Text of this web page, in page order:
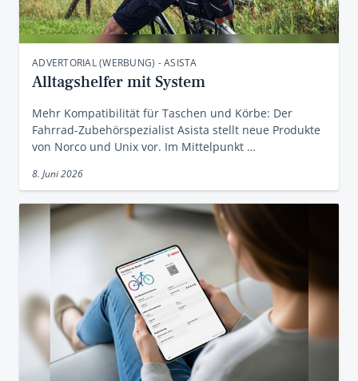
ADVERTORIAL (WERBUNG) - ASISTA
Alltagshelfer mit System
Mehr Kompatibilität für Taschen und Körbe: Der
Fahrrad-Zubehörspezialist Asista stellt neue Produkte
von Norco und Unix vor. Im Mittelpunkt …
8. Juni 2026